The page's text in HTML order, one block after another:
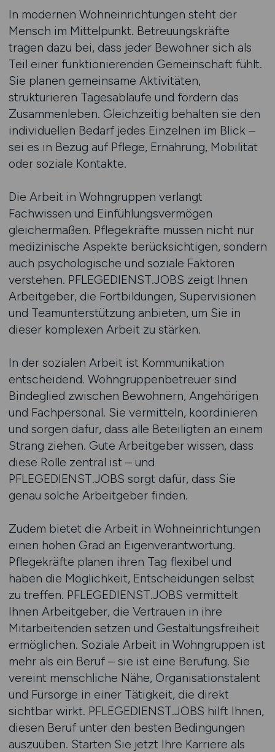
In modernen Wohneinrichtungen steht der
Mensch im Mittelpunkt. Betreuungskräfte
tragen dazu bei, dass jeder Bewohner sich als
Teil einer funktionierenden Gemeinschaft fühlt.
Sie planen gemeinsame Aktivitäten,
strukturieren Tagesabläufe und fördern das
Zusammenleben. Gleichzeitig behalten sie den
individuellen Bedarf jedes Einzelnen im Blick –
sei es in Bezug auf Pflege, Ernährung, Mobilität
oder soziale Kontakte.
Die Arbeit in Wohngruppen verlangt
Fachwissen und Einfühlungsvermögen
gleichermaßen. Pflegekräfte müssen nicht nur
medizinische Aspekte berücksichtigen, sondern
auch psychologische und soziale Faktoren
verstehen. PFLEGEDIENST.JOBS zeigt Ihnen
Arbeitgeber, die Fortbildungen, Supervisionen
und Teamunterstützung anbieten, um Sie in
dieser komplexen Arbeit zu stärken.
In der sozialen Arbeit ist Kommunikation
entscheidend. Wohngruppenbetreuer sind
Bindeglied zwischen Bewohnern, Angehörigen
und Fachpersonal. Sie vermitteln, koordinieren
und sorgen dafür, dass alle Beteiligten an einem
Strang ziehen. Gute Arbeitgeber wissen, dass
diese Rolle zentral ist – und
PFLEGEDIENST.JOBS sorgt dafür, dass Sie
genau solche Arbeitgeber finden.
Zudem bietet die Arbeit in Wohneinrichtungen
einen hohen Grad an Eigenverantwortung.
Pflegekräfte planen ihren Tag flexibel und
haben die Möglichkeit, Entscheidungen selbst
zu treffen. PFLEGEDIENST.JOBS vermittelt
Ihnen Arbeitgeber, die Vertrauen in ihre
Mitarbeitenden setzen und Gestaltungsfreiheit
ermöglichen. Soziale Arbeit in Wohngruppen ist
mehr als ein Beruf – sie ist eine Berufung. Sie
vereint menschliche Nähe, Organisationstalent
und Fürsorge in einer Tätigkeit, die direkt
sichtbar wirkt. PFLEGEDIENST.JOBS hilft Ihnen,
diesen Beruf unter den besten Bedingungen
auszuüben. Starten Sie jetzt Ihre Karriere als